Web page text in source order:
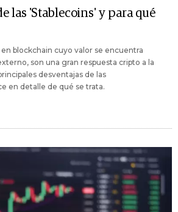
las 'Stablecoins' y para qué
blockchain cuyo valor se encuentra
son una gran respuesta cripto a la
desventajas de las
en detalle de qué se trata.